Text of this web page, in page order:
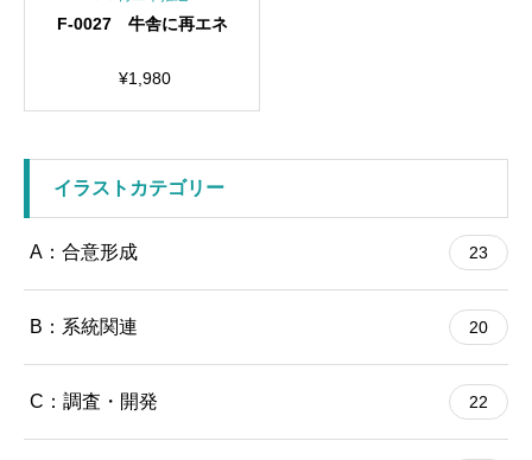
F-0027 牛舎に再エネ
¥1,980
イラストカテゴリー
A：合意形成 23
B：系統関連 20
C：調査・開発 22